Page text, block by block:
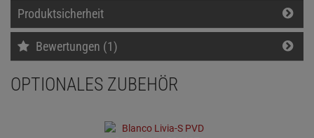
Produktsicherheit
Bewertungen (1)
OPTIONALES ZUBEHÖR